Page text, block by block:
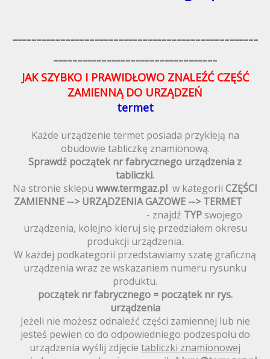
---------------------------------------------------
----------------------------------
JAK SZYBKO I PRAWIDŁOWO ZNALEŹĆ CZĘŚĆ
ZAMIENNĄ DO URZĄDZEŃ
termet
Każde urządzenie termet posiada przykleją na
obudowie tabliczkę znamionową.
Sprawdź początek nr fabrycznego urządzenia z
tabliczki.
Na stronie sklepu www.termgaz.pl w kategorii CZĘŚCI
ZAMIENNE --> URZĄDZENIA GAZOWE --> TERMET
- znajdź TYPswojego
urządzenia, kolejno kieruj się przedziałem okresu
produkcji urządzenia.
W każdej podkategorii przedstawiamy szatę graficzną
urządzenia wraz ze wskazaniem numeru rysunku
produktu.
początek nr fabrycznego = początek nr rys.
urządzenia
Jeżeli nie możesz odnaleźć części zamiennej lub nie
jesteś pewien co do odpowiedniego podzespołu do
urządzenia wyślij zdjęcie tabliczki znamionowej